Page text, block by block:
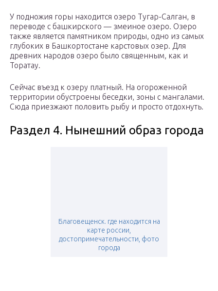
У подножия горы находится озеро Тугар-Салган, в
переводе с башкирского — змеиное озеро. Озеро
также является памятником природы, одно из самых
глубоких в Башкортостане карстовых озер. Для
древних народов озеро было священным, как и
Торатау.
Сейчас въезд к озеру платный. На огороженной
территории обустроены беседки, зоны с мангалами.
Сюда приезжают половить рыбу и просто отдохнуть.
Раздел 4. Нынешний образ города
Благовещенск. где находится на
карте россии,
достопримечательности, фото
города